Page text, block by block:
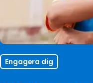
Engagera dig